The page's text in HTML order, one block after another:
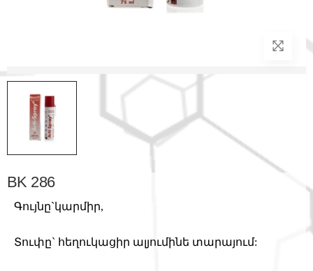
BK 286
Գույնը`կարմիր,
Տուփը` հեղուկացիր ալյումինե տարայում: